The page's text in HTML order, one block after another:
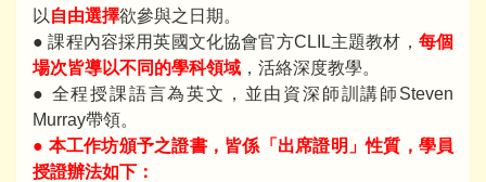
以 自由選擇欲參與之日期。
● 課程內容採用英國文化協會官方CLIL主題教材， 每個
場次皆導以不同的學科領域 ，活絡深度教學。
● 全程授課語言為英文，並由資深師訓講師Steven
Murray帶領。
● 本工作坊頒予之證書，皆係「出席證明」性質，學員
授證辦法如下：